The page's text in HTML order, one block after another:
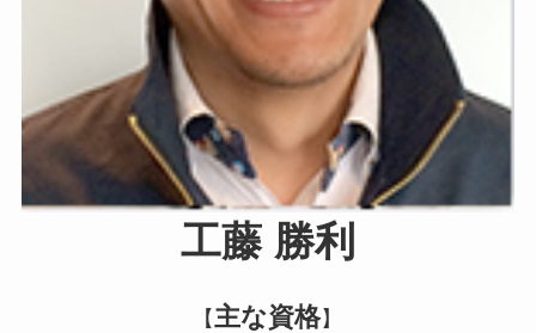
工藤 勝利
【 主な資格】